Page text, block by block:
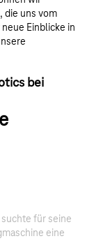
die uns vom
Einblicke in
bei
für seine
eine